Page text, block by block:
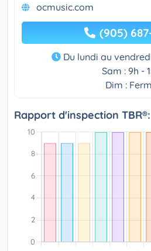
ocmusic.com
(905)
Du lundi au vendredi
Sam : 9h -
Dim :
Rapport d'inspection TBR®: